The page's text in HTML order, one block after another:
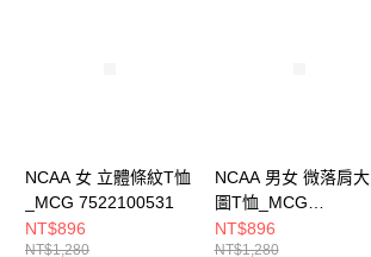
NCAA 女 立體條紋T恤
_MCG 7522100531
NT$896
NT$1,280
NCAA 男女 微落肩大
圖T恤_MCG
7525100380
NT$896
NT$1,280